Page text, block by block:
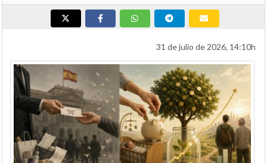
31 de julio de 2026, 14:10h